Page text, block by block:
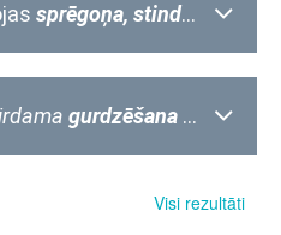
sprēgoņa, stindzenis
gurdzēšana
Visi rezultāti